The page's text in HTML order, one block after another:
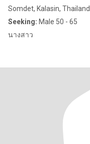
Somdet, Kalasin, Thailand
Seeking: Male 50 - 65
นางสาว